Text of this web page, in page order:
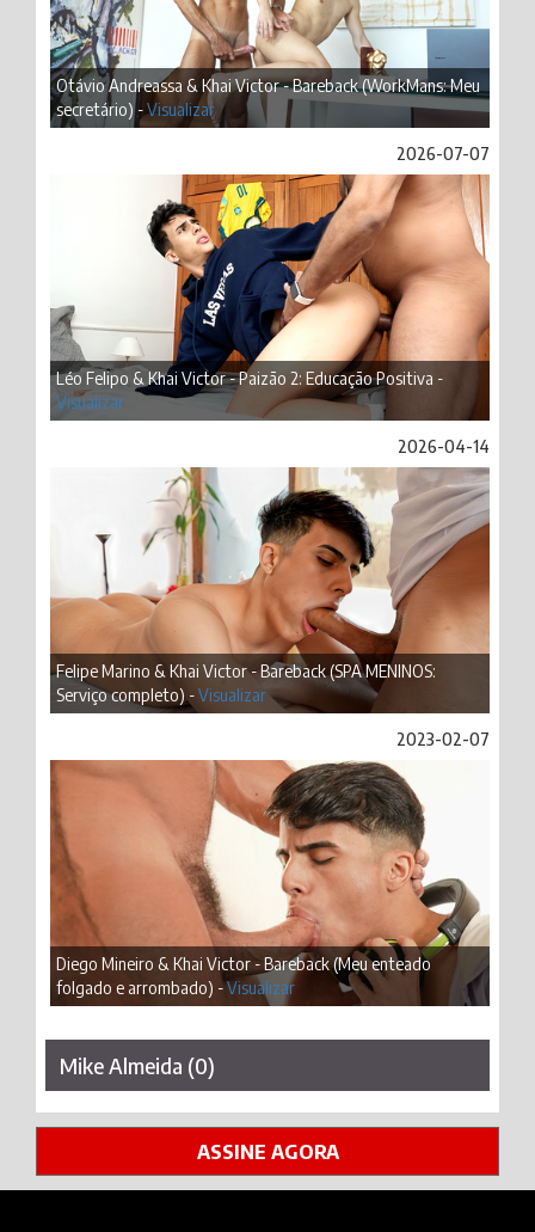
Otávio Andreassa & Khai Victor - Bareback (WorkMans: Meu
secretário) -Visualizar
2026-07-07
Léo Felipo & Khai Victor - Paizão 2: Educação Positiva -
Visualizar
2026-04-14
Felipe Marino & Khai Victor - Bareback (SPA MENINOS:
Serviço completo) -Visualizar
2023-02-07
Diego Mineiro & Khai Victor - Bareback (Meu enteado
folgado e arrombado) -Visualizar
Mike Almeida (0)
ASSINE AGORA